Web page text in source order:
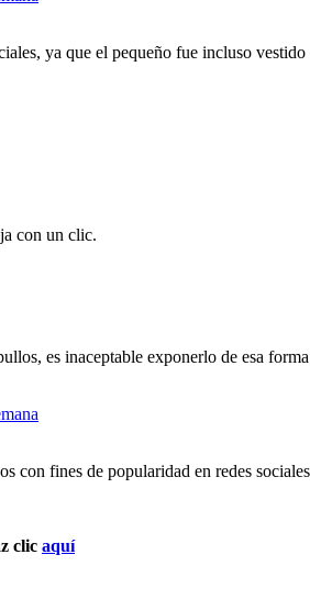
ya que el pequeño fue incluso
con un clic.
es inaceptable exponerlo de esa
con fines de popularidad en redes
clic aquí